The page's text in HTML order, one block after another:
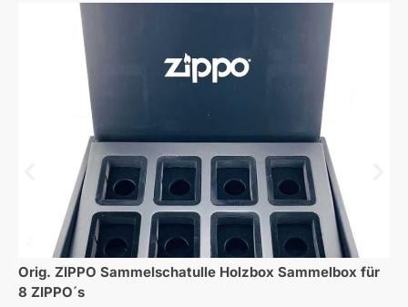
Orig. ZIPPO Sammelschatulle Holzbox Sammelbox für
8 ZIPPO´s